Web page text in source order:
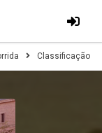
Classificação